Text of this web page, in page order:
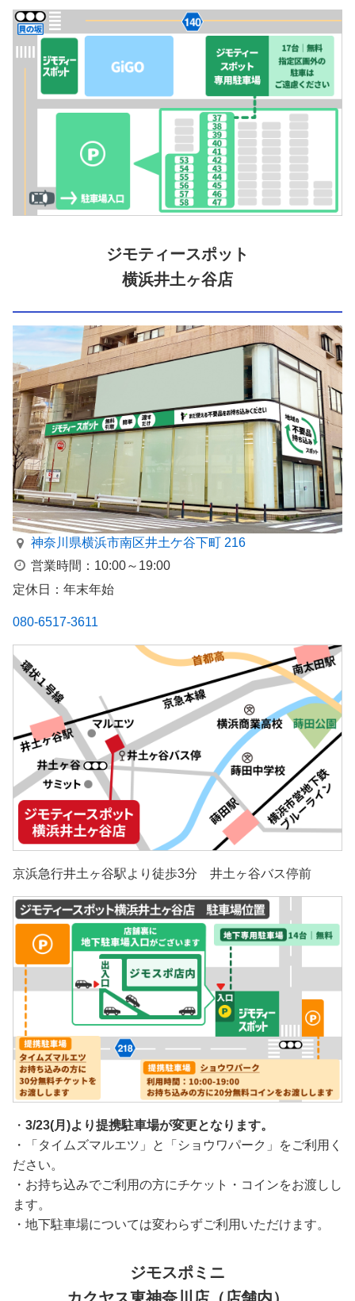
ジモティースポット
横浜井土ヶ谷店
神奈川県横浜市南区井⼟ケ⾕下町 216
営業時間：10:00～19:00
定休日：年末年始
080-6517-3611
京浜急行井土ヶ谷駅より徒歩3分 井土ヶ谷バス停前
・ 3/23(月)より提携駐車場が変更となります。
・「タイムズマルエツ」と「ショウワパーク」をご利用く
ださい。
・お持ち込みでご利用の方にチケット・コインをお渡しし
ます。
・地下駐車場については変わらずご利用いただけます。
ジモスポミニ